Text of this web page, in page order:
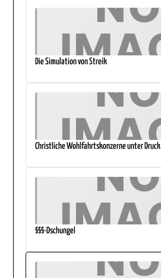
Die Simulation von Streik
Christliche Wohlfahrtskonzerne unter Druck
§§§-Dschungel